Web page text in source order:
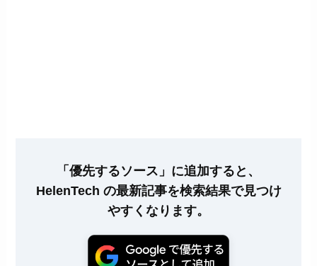
「優先するソース」に追加すると、
HelenTech の最新記事を検索結果で見つけ
やすくなります。